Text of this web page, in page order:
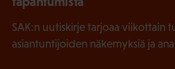
SAK:n uutiskirje tarjoaa viikottain
asiantuntijoiden näkemyksiä ja